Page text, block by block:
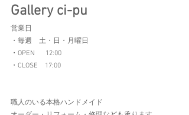
Gallery ci-pu
営業日
・毎週　土・日・月曜日
​・OPEN  　12:00
・CLOSE　17:00
職人のいる本格ハンドメイド